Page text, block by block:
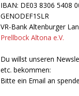
IBAN: DE03 8306 5408
GENODEF1SLR
VR-Bank Altenburger
Prellbock Altona e.V.
Du willst unseren
etc. bekommen:
Bitte ein Email an